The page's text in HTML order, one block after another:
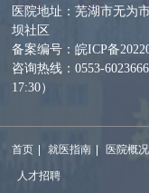
医院地址：芜湖市无为
坝社区
备案编号：皖ICP备
咨询热线：0553-
17:30）
首页 就医指南 医院概况
人才招聘